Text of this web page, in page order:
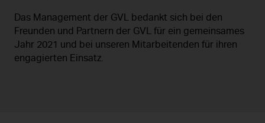
Das Management der GVL bedankt sich bei den
Freunden und Partnern der GVL für ein gemeinsames
Jahr 2021 und bei unseren Mitarbeitenden für ihren
engagierten Einsatz.